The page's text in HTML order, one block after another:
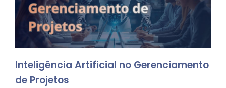
Inteligência Artificial no Gerenciamento
de Projetos